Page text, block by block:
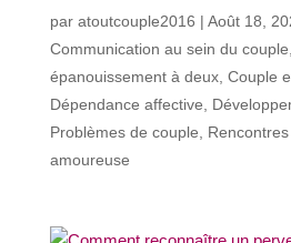
par atoutcouple2016 | Août 18,
Communication au sein du couple
épanouissement à deux, Couple
Dépendance affective
Problèmes de couple
amoureuse